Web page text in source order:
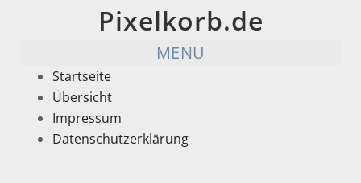
Pixelkorb.de
MENU
Startseite
Übersicht
Impressum
Datenschutzerklärung